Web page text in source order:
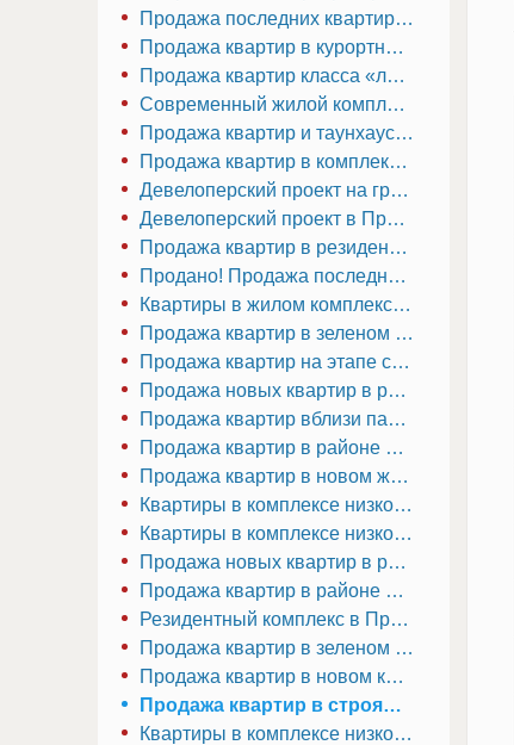
Продажа последних квартир в резиденции в центре города — Прага 3, Жижков
Продажа квартир в курортном городе — Подебрады
Продажа квартир класса «люкс» в резидентном комплексе у парка — Прага 4
Современный жилой комплекс в Праге 6 — Дейвице
Продажа квартир и таунхаусов в долине в Праге 6
Продажа квартир в комплексе жилых домов посреди природы — Прага 10
Девелоперский проект на границе Праги 2 и Праги 10, Винограды
Девелоперский проект в Праге 3, Жижков
Продажа квартир в резиденции на набережной в Праге 8
Продано! Продажа последней квартиры в современном жилом комплексе в Праге 4
Квартиры в жилом комплексе на этапе строительства — Прага 5
Продажа квартир в зеленом комплексе в Праге 4 — Михле
Продажа квартир на этапе строительства в Праге 4
Продажа новых квартир в резиденции в Праге 4 — у станции метро
Продажа квартир вблизи парка Парукаржка — Прага 3
Продажа квартир в районе виловой застройки в Праге 5
Продажа квартир в новом жилом доме в Праге 4
Квартиры в комплексе низкоэтажных домов в 5 мин. езды от станции метро Ладви
Квартиры в комплексе низкоэтажных домов в Праге 8
Продажа новых квартир в резиденции класса «люкс» в Праге 3
Продажа квартир в районе вилловой застройки вблизи озера – Прага 9
Резидентный комплекс в Праге 9 — Летняны
Продажа квартир в зеленом комплексе в Праге 9 — Просек
Продажа квартир в новом комплексе в Праге 8 – Стрижков
Продажа квартир в строящемся доме — Прага 9, вблизи торгового центра Харфа
Квартиры в комплексе низкоэтажных домов с зеленой зоной в Праге 10